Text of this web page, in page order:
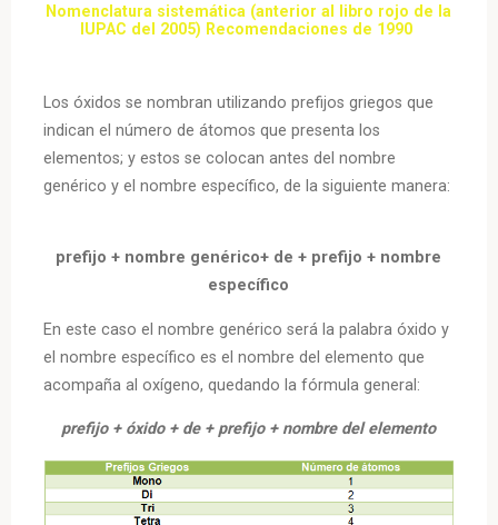
Nomenclatura sistemática (anterior al libro rojo de la
IUPAC del 2005) Recomendaciones de 1990
Los óxidos se nombran utilizando prefijos griegos que
indican el número de átomos que presenta los
elementos; y estos se colocan antes del nombre
genérico y el nombre específico, de la siguiente manera:
prefijo + nombre genérico+ de + prefijo + nombre
específico
En este caso el nombre genérico será la palabra óxido y
el nombre específico es el nombre del elemento que
acompaña al oxígeno, quedando la fórmula general:
prefijo + óxido + de + prefijo + nombre del elemento